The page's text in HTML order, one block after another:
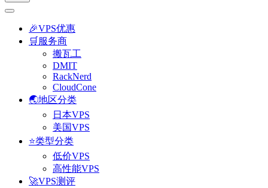
🎉VPS优惠
🛒服务商
搬瓦工
DMIT
RackNerd
CloudCone
🌏地区分类
日本VPS
美国VPS
⭐类型分类
低价VPS
高性能VPS
🚀VPS测评